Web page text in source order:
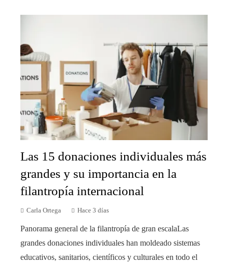
Las 15 donaciones individuales más
grandes y su importancia en la
filantropía internacional
Carla Ortega Hace 3 días
Panorama general de la filantropía de gran escalaLas
grandes donaciones individuales han moldeado sistemas
educativos, sanitarios, científicos y culturales en todo el